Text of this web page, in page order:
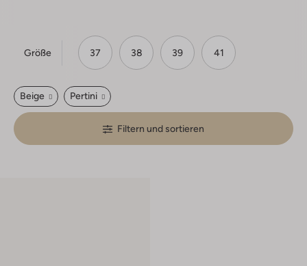
Größe 37 38 39 41
Beige Pertini
Filtern und sortieren